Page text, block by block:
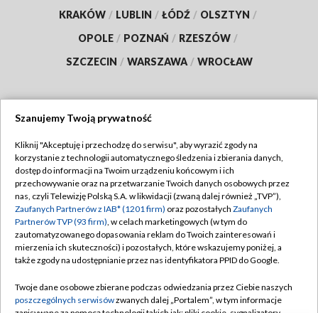
KRAKÓW / LUBLIN / ŁÓDŹ / OLSZTYN /
OPOLE / POZNAŃ / RZESZÓW /
SZCZECIN / WARSZAWA / WROCŁAW
TVP
Abonament TVP
Emisja w TVP
Centrum informacji TVP
Naziemna Telewizja Cyfrowa
Rada Programowa
Regulamin TVP
Polityka prywatności
Moje zgody
Pomoc
Kontakt
Szanujemy Twoją prywatność
Kliknij "Akceptuję i przechodzę do serwisu", aby wyrazić zgody na
korzystanie z technologii automatycznego śledzenia i zbierania danych,
dostęp do informacji na Twoim urządzeniu końcowym i ich
przechowywanie oraz na przetwarzanie Twoich danych osobowych przez
nas, czyli Telewizję Polską S.A. w likwidacji (zwaną dalej również „TVP”),
Zaufanych Partnerów z IAB* (1201 firm) oraz pozostałych Zaufanych
Partnerów TVP (93 firm), w celach marketingowych (w tym do
zautomatyzowanego dopasowania reklam do Twoich zainteresowań i
mierzenia ich skuteczności) i pozostałych, które wskazujemy poniżej, a
także zgody na udostępnianie przez nas identyfikatora PPID do Google.
Twoje dane osobowe zbierane podczas odwiedzania przez Ciebie naszych
poszczególnych serwisówzwanych dalej „Portalem”, w tym informacje